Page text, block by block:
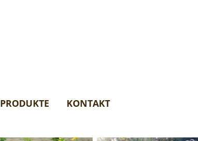
PRODUKTE KONTAKT